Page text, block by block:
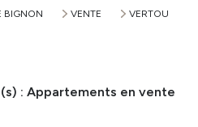
BIGNON VENTE
VERTOU
: Appartements en vente